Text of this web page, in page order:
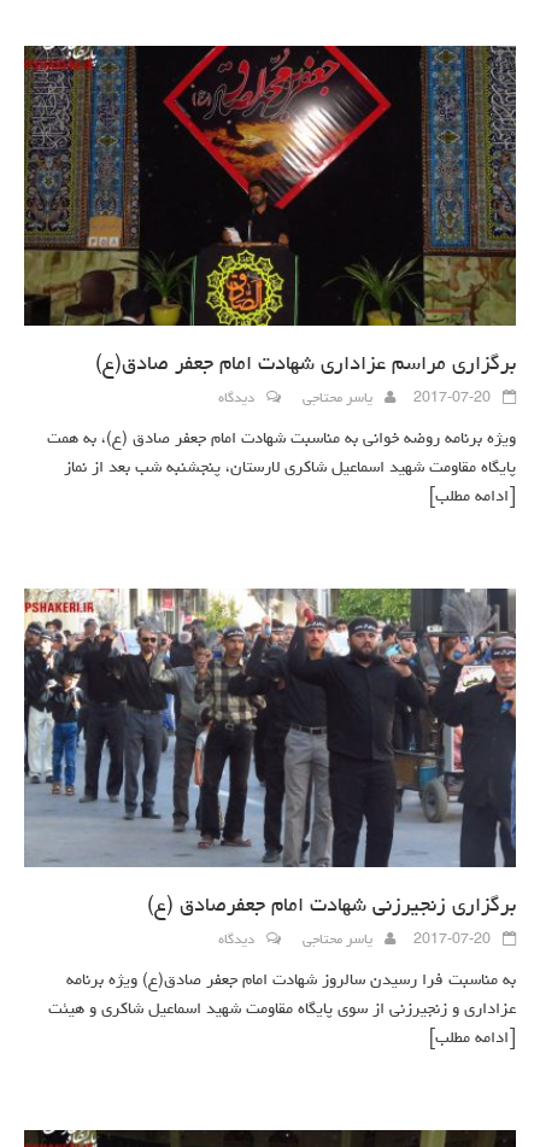
برگزاری مراسم عزاداری شهادت امام جعفر صادق(ع)
2017-07-20 یاسر محتاجی دیدگاه
ویژه برنامه روضه خوانی به مناسبت شهادت امام جعفر صادق (ع)، به همت
پایگاه مقاومت شهید اسماعیل شاکری لارستان، پنجشنبه شب بعد از نماز
[ادامه مطلب]
برگزاری زنجیرزنی شهادت امام جعفرصادق (ع)
2017-07-20 یاسر محتاجی دیدگاه
به مناسبت فرا رسیدن سالروز شهادت امام جعفر صادق(ع) ویژه برنامه
عزاداری و زنجیرزنی از سوی پایگاه مقاومت شهید اسماعیل شاکری و هیئت
[ادامه مطلب]